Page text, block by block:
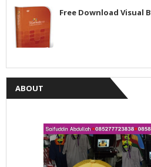
Free Download Visual
ABOUT